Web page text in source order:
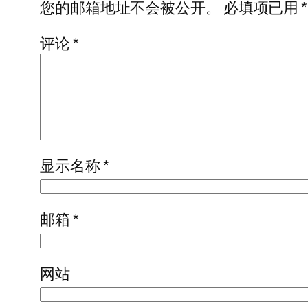
您的邮箱地址不会被公开。 必填项已用*
评论*
显示名称*
邮箱*
网站